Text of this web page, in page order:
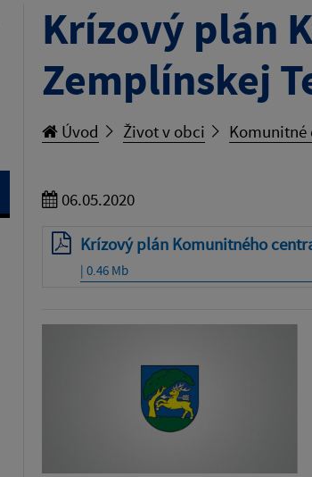
Krízový plán
Zemplínskej
Úvod Život v obci Komunitné
06.05.2020
Krízový plán Komunitného
| 0.46 Mb